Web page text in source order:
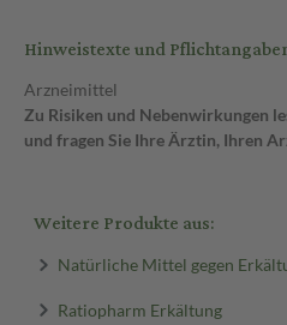
Hinweistexte und
Arzneimittel
Zu Risiken und Nebenwirkungen
und fragen Sie Ihre Ärztin, Ihren
Weitere Produkte aus:
Natürliche Mittel gegen
Ratiopharm Erkältung